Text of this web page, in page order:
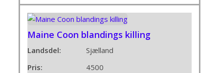
Maine Coon blandings killing
Landsdel:
Sjælland
Pris:
4500